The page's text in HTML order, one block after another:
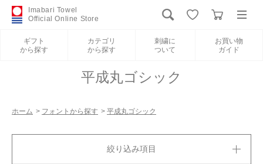
Imabari Towel
Official Online Store
ギフト
から探す
カテゴリ
から探す
刺繍に
ついて
お買い物
ガイド
新規会員登録
カテゴリから探す
平成丸ゴシック
絞り込み項目
ホーム > フォントから探す > 平成丸ゴシック